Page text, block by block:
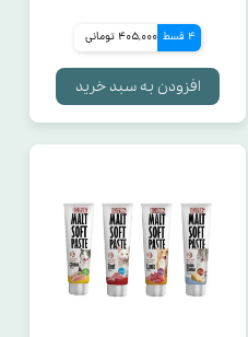
4 قسط 405,000 تومانی
افزودن به سبد خرید